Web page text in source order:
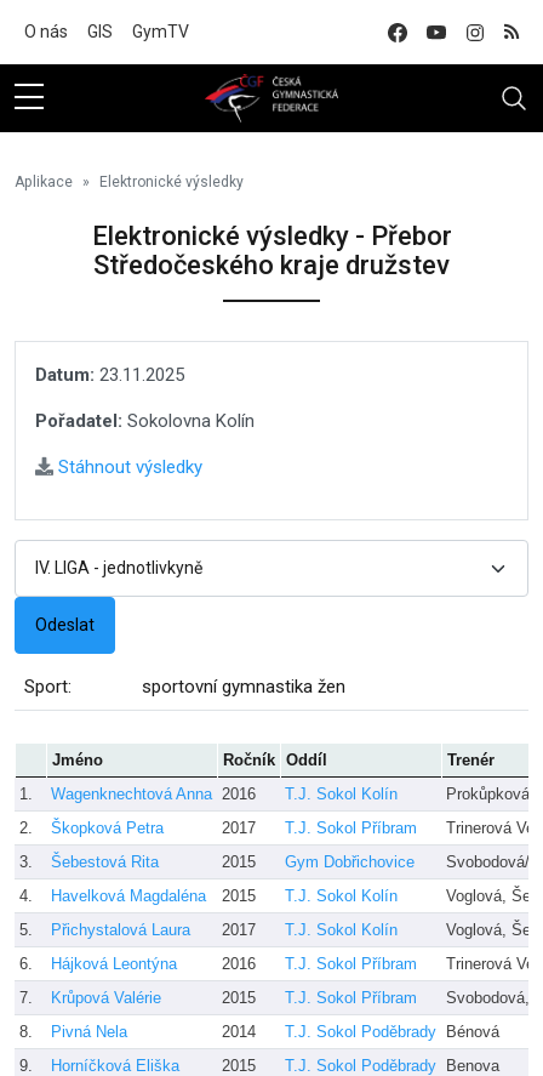
O nás GIS GymTV
Aplikace Elektronické výsledky
Elektronické výsledky - Přebor
Středočeského kraje družstev
Datum: 23.11.2025
Pořadatel: Sokolovna Kolín
Stáhnout výsledky
Sport: sportovní gymnastika žen
Jméno Ročník Oddíl
Trenér
1.
Wagenknechtová Anna 2016 T.J. Sokol Kolín
Prokůpková,
2.
Škopková Petra 2017 T.J. Sokol Příbram
Trinerová
3.
Šebestová Rita 2015 Gym Dobřichovice
Svobodová/
4.
Havelková Magdaléna 2015 T.J. Sokol Kolín
Voglová,
5.
Přichystalová Laura 2017 T.J. Sokol Kolín
Voglová,
6.
Hájková Leontýna 2016 T.J. Sokol Příbram
Trinerová
7.
Krůpová Valérie 2015 T.J. Sokol Příbram
Svobodová,
8.
Pivná Nela 2014 T.J. Sokol Poděbrady
Bénová
9.
Horníčková Eliška 2015 T.J. Sokol Poděbrady
Benova